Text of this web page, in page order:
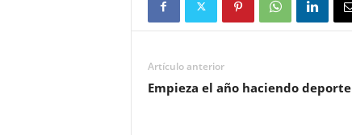
Artículo anterior
Empieza el año haciendo deporte